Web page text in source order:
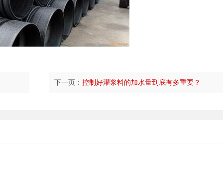
下一页： 控制好灌浆料的加水量到底有多重要？